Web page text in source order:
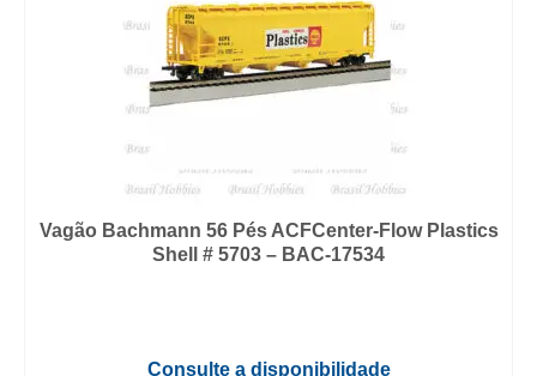
Vagão Bachmann 56 Pés ACFCenter-Flow Plastics
Shell # 5703 – BAC-17534
Consulte a disponibilidade